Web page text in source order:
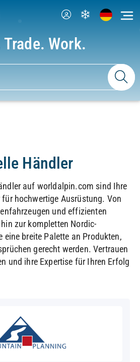
Trade. Work.
Händler
auf worldalpin.com sind Ihre
hochwertige Ausrüstung. Von
und effizienten
zur kompletten Nordic-
eine breite Palette an Produkten,
gerecht werden. Vertrauen
und ihre Expertise für Ihren Erfolg